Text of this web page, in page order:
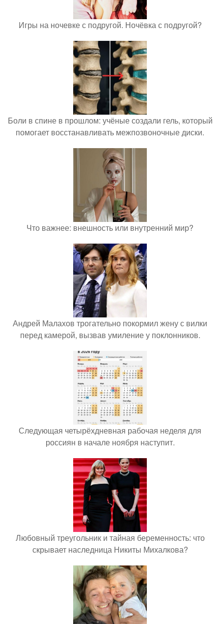
Игры на ночевке с подругой. Ночёвка с подругой?
Боли в спине в прошлом: учёные создали гель, который
помогает восстанавливать межпозвоночные диски.
Что важнее: внешность или внутренний мир?
Андрей Малахов трогательно покормил жену с вилки
перед камерой, вызвав умиление у поклонников.
Следующая четырёхдневная рабочая неделя для
россиян в начале ноября наступит.
Любовный треугольник и тайная беременность: что
скрывает наследница Никиты Михалкова?